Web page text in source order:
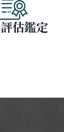
估鑑定